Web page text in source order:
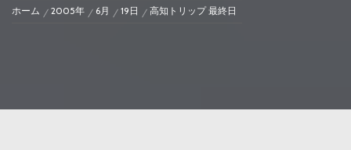
ホーム 2005年 6月 19日 高知トリップ 最終日